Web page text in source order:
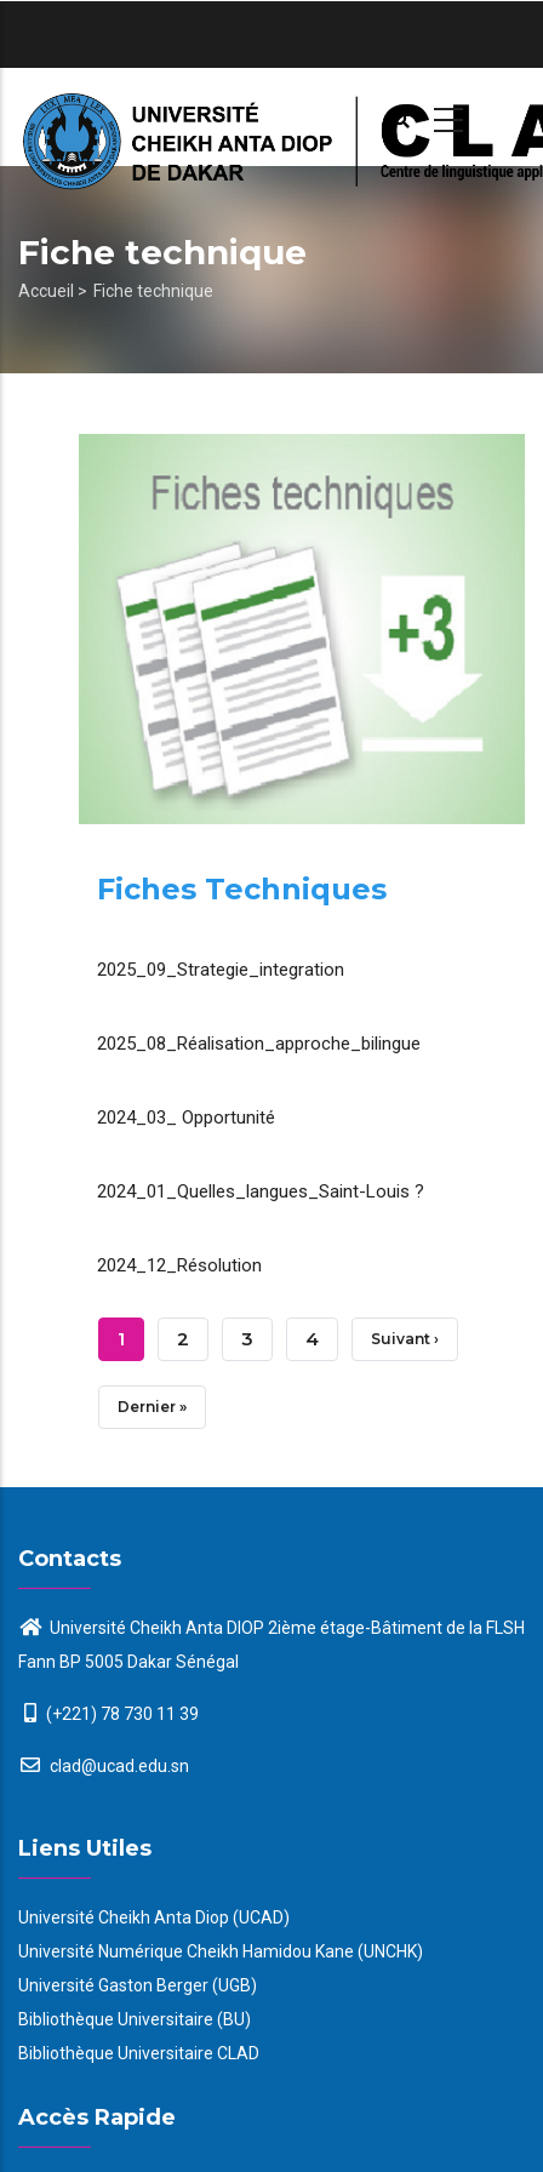
principal
Fiche technique
Fil
Accueil > Fiche technique
Fiches Techniques
2025_09_Strategie_integration
2025_08_Réalisation_approche_bilingue
2024_03_ Opportunité
2024_01_Quelles_langues_Saint-Louis ?
2024_12_Résolution
Pagination
Page
Courante
1 Page
2 Page
3 Page
4 Page
Suivant ›
Dernière
Dernier »
Contacts
Université Cheikh Anta DIOP 2ième étage-Bâtiment de la FLSH
Fann BP 5005 Dakar Sénégal
(+221) 78 730 11 39
clad@ucad.edu.sn
Liens Utiles
Université Cheikh Anta Diop (UCAD)
Université Numérique Cheikh Hamidou Kane (UNCHK)
Université Gaston Berger (UGB)
Bibliothèque Universitaire (BU)
Bibliothèque Universitaire CLAD
Accès Rapide